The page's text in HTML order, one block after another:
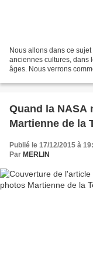
Nous allons dans ce
anciennes cultures, dans
âges. Nous verrons
Quand la NASA
Martienne de la
Publié le 17/12/2015 à
Par MERLIN